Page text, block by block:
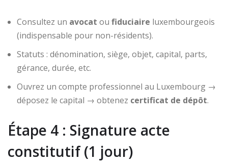
Consultez un avocat ou fiduciaire luxembourgeois
(indispensable pour non-résidents).
Statuts : dénomination, siège, objet, capital, parts,
gérance, durée, etc.
Ouvrez un compte professionnel au Luxembourg →
déposez le capital → obtenez certificat de dépôt.
Étape 4 : Signature acte
constitutif (1 jour)